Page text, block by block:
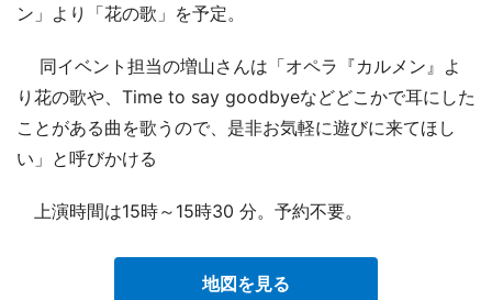
ン」より「花の歌」を予定。
同イベント担当の増山さんは「オペラ『カルメン』よ
り花の歌や、Time to say goodbyeなどどこかで耳にした
ことがある曲を歌うので、是非お気軽に遊びに来てほし
い」と呼びかける
上演時間は15時～15時30 分。予約不要。
地図を見る